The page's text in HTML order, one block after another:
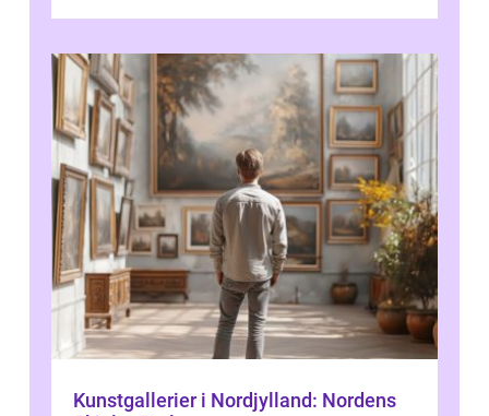
Kunstgallerier i Nordjylland: Nordens